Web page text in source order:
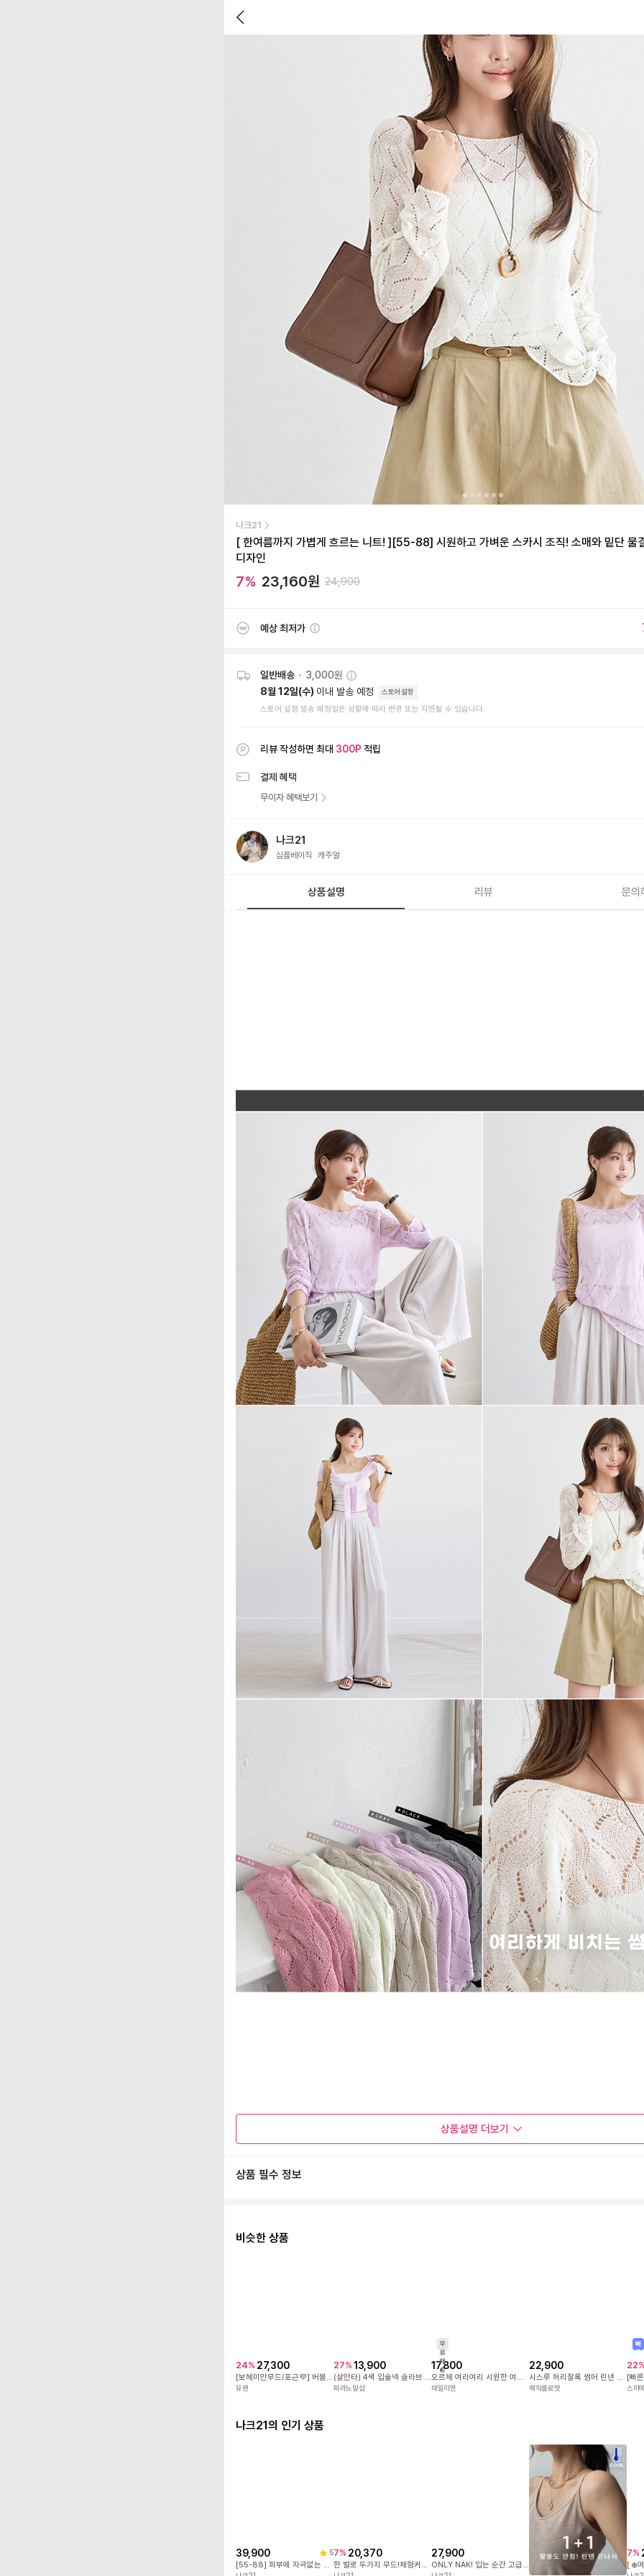
나크21
[ 한여름까지 가볍게 흐르는 니트! ][55-88] 시원하고 가벼운 스카시 조직! 소매와 밑단 물
디자인
7% 23,160원 24,900
예상 최저가
일반배송 • 3,000원
8월 12일(수) 이내 발송 예정 스토어설정
스토어 설정 발송 예정일은 상황에 따라 변경 또는 지연될 수 있습니다.
리뷰 작성하면 최대 300P 적립
결제 혜택
무이자 혜택보기
나크21
심플베이직 캐주얼
상품설명 리뷰 문의
상품설명 더보기
상품 필수 정보
비슷한 상품
24% 27,300
[보헤미안무드/포근💜] 버블 펀칭 보트넥 루즈핏 니트 - 4color
유랜
27% 13,900
(살안타) 4색 입술넥 슬라브 시스루 루즈핏 긴팔 니트티
파라노말샵
무
료
배
송
17,800
오르제 여리여리 시원한 여름 시스루 다이아 펀칭 보트넥 가오리핏 얇은 여성 5부 반팔 니트 티셔츠
데일리앤
22,900
시스루 허리잘록 썸머 린넨 긴팔 니트
매직클로젯
빠
른
22
스미
나크21의 인기 상품
39,900 5
[55-88] 피부에 자극없는 면100%! 센스있는 유니크 라벨 포인트! 변형없이 오래입는 3단쭈리 원단! #NAK MADE.
7% 20,370
한 벌로 두가지 무드!체형커버는 물론,입는 순간 분위기가 달라지는 퍼프 소매 블라우스
27,900
ONLY NAK! 입는 순간 고급스러움이 느껴지도록 세심하게 설계한 나크의 국내 자체제작 스커트 #NAK MADE.
7%